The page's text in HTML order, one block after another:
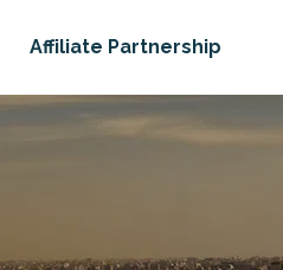
Affiliate Partnership